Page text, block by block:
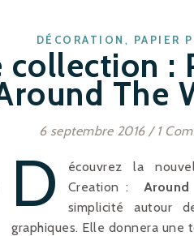
DÉCORATION , PAPIER
collection :
The
6 septembre 2016 / 1
D
écouvrez la
Creation :
simplicité autour
graphiques. Elle donnera une